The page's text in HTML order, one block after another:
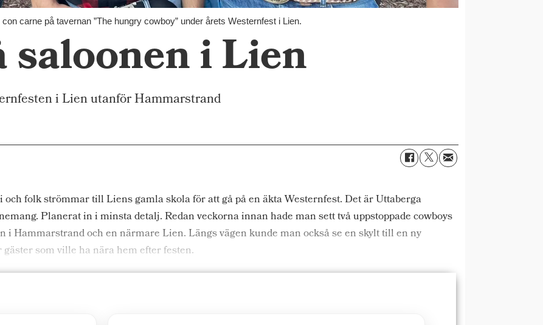
carne på tavernan ”The hungry cowboy” under årets Westernfest i Lien.
saloonen i Lien
i Lien utanför Hammarstrand
folk strömmar till Liens gamla skola för att gå på en äkta Westernfest. Det är Uttaberga
Planerat in i minsta detalj. Redan veckorna innan hade man sett två uppstoppade cowboys
i Hammarstrand och en närmare Lien. Längs vägen kunde man också se en skylt till en ny
som ville ha nära hem efter festen.